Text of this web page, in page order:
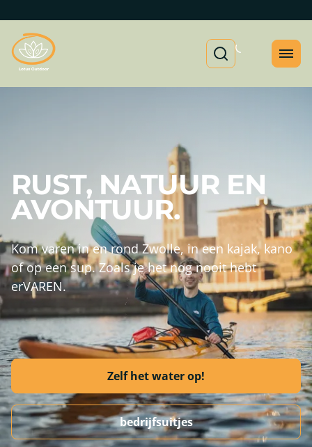
RUST, NATUUR EN
AVONTUUR.
Kom varen in en rond Zwolle, in een kajak, kano
of op een sup. Zoals je het nog nooit hebt
erVAREN.
Zelf het water op!
bedrijfsuitjes